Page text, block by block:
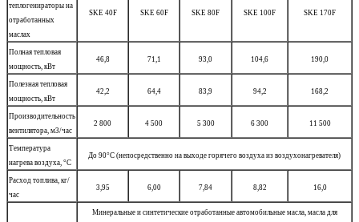
теплогенираторы на
отработанных
маслах
SKE 40F SKE 60F SKE 80F SKE 100F SKE 170F
Полная тепловая
мощность, кВт
46,8 71,1 93,0 104,6 190,0
Полезная тепловая
мощность, кВт
42,2 64,4 83,9 94,2 168,2
Производительность
вентилятора, м3/час
2 800 4 500 5 300 6 300 11 500
Температура
нагрева воздуха, °C
До 90°C (непосредственно на выходе горячего воздуха из воздухонагревателя)
Расход топлива, кг/
час
3,95 6,00 7,84 8,82 16,0
Минеральные и синтетические отработанные автомобильные масла, масла для